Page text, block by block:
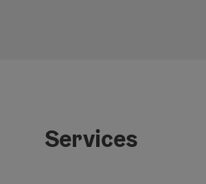
Services